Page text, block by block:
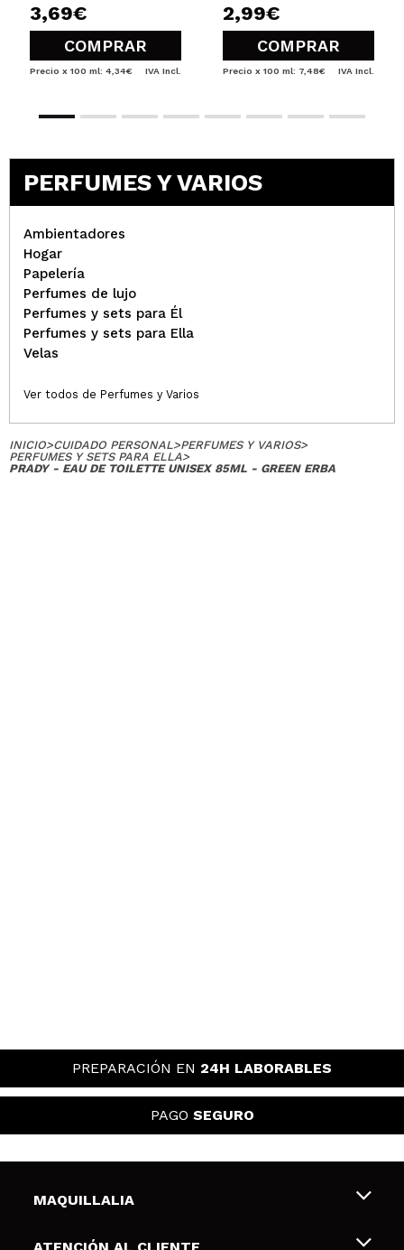
3,69€
COMPRAR
Precio x 100 ml: 4,34€ IVA Incl.
2,99€
COMPRAR
Precio x 100 ml: 7,48€ IVA Incl.
PERFUMES Y VARIOS
Ambientadores
Hogar
Papelería
Perfumes de lujo
Perfumes y sets para Él
Perfumes y sets para Ella
Velas
Ver todos de Perfumes y Varios
INICIO>CUIDADO PERSONAL>PERFUMES Y VARIOS>
PERFUMES Y SETS PARA ELLA>
PRADY - EAU DE TOILETTE UNISEX 85ML - GREEN ERBA
PREPARACIÓN EN 24H LABORABLES
PAGO SEGURO
MAQUILLALIA
Sobre nosotros
ATENCIÓN AL CLIENTE